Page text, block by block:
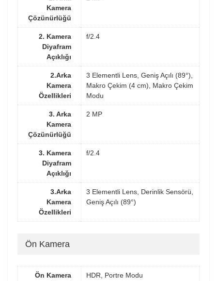
Kamera
Çözünürlüğü
2. Kamera
Diyafram
Açıklığı
f/2.4
2.Arka
Kamera
Özellikleri
3 Elementli Lens, Geniş Açılı (89°),
Makro Çekim (4 cm), Makro Çekim
Modu
3. Arka
Kamera
Çözünürlüğü
2 MP
3. Kamera
Diyafram
Açıklığı
f/2.4
3.Arka
Kamera
Özellikleri
3 Elementli Lens, Derinlik Sensörü,
Geniş Açılı (89°)
Ön Kamera
Ön Kamera
HDR, Portre Modu